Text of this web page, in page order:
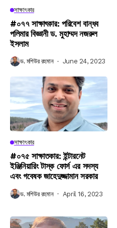
সাক্ষাৎকার
#০৭৭ সাক্ষাৎকার: পরিবেশ বান্ধব
পলিমার বিজ্ঞানী ড. মুহাম্মদ নজরুল
ইসলাম
ড. মশিউর রহমান June 24, 2023
সাক্ষাৎকার
#০৭৫ সাক্ষাতকার: ইন্টারনেট
ইঞ্জিনিয়ারিং টাস্ক ফোর্স এর সদস্য
এবং গবেষক জাহেদুজ্জামান সরকার
ড. মশিউর রহমান April 16, 2023